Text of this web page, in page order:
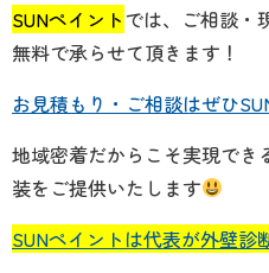
SUNペイントでは、 ご相談・
無料で承らせて頂きます！
お見積もり・ご相談はぜひ
地域密着だからこそ実現でき
装をご提供いたします
SUNペイントは代表が外壁診